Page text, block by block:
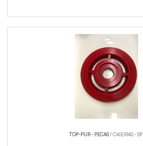
TOP-PUR - PECAS/ CAIEIRAS - SP